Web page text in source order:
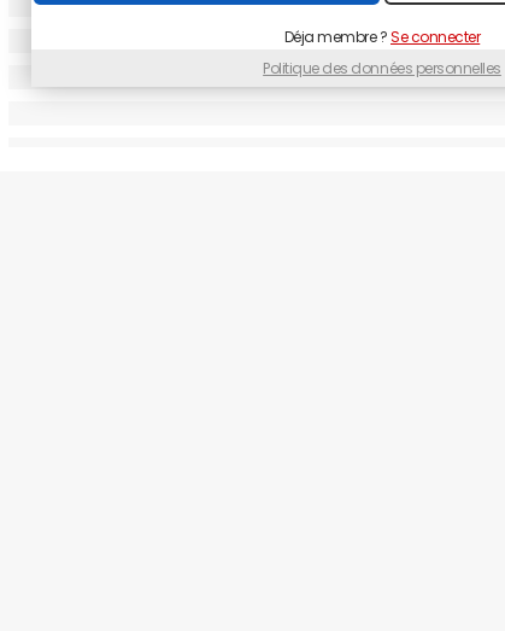
Déja membre ? Se connecter
Politique des données personnelles